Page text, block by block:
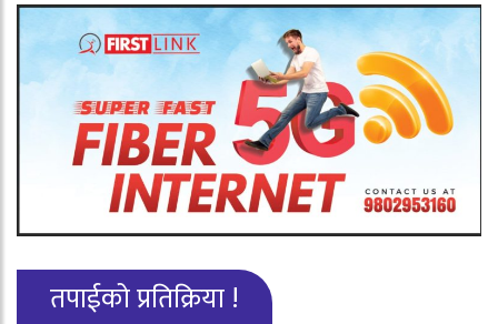
तपाईको प्रतिक्रिया !